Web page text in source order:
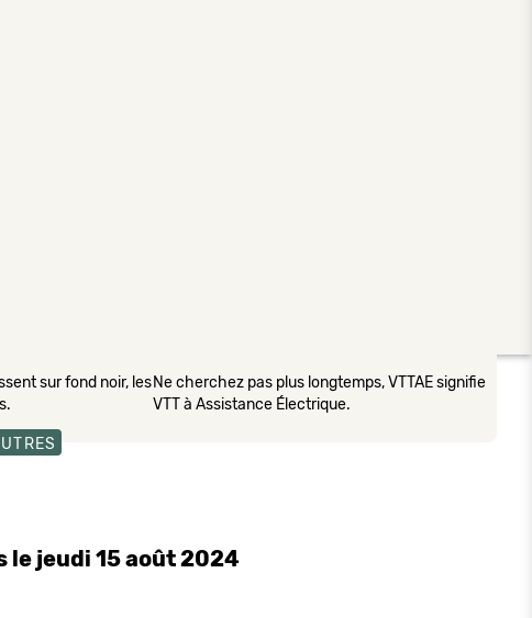
sur fond noir, lesNe cherchez pas plus longtemps, VTTAE signifie
VTT à Assistance Électrique.
le jeudi 15 août 2024